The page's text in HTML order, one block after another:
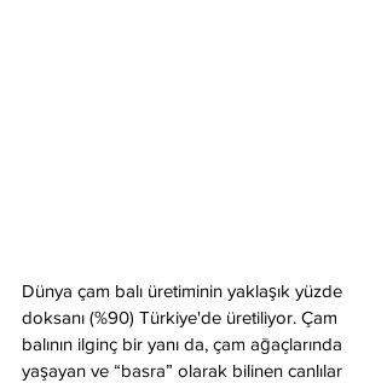
Dünya çam balı üretiminin yaklaşık yüzde
doksanı (%90) Türkiye'de üretiliyor. Çam
balının ilginç bir yanı da, çam ağaçlarında
yaşayan ve “basra” olarak bilinen canlılar